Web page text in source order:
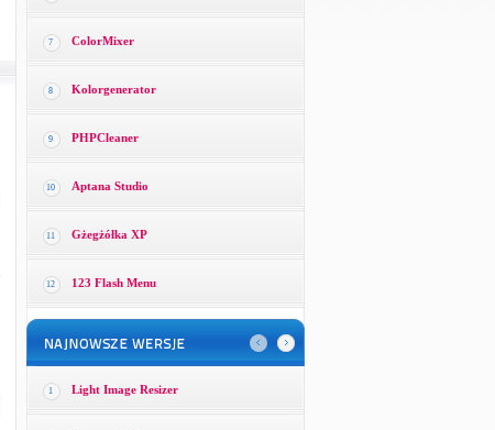
7 ColorMixer
8 Kolorgenerator
9 PHPCleaner
10 Aptana Studio
11 Gżegżółka XP
12 123 Flash Menu
1 Light Image Resizer